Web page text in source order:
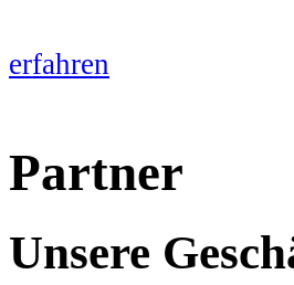
erfahren
Partner
Unsere